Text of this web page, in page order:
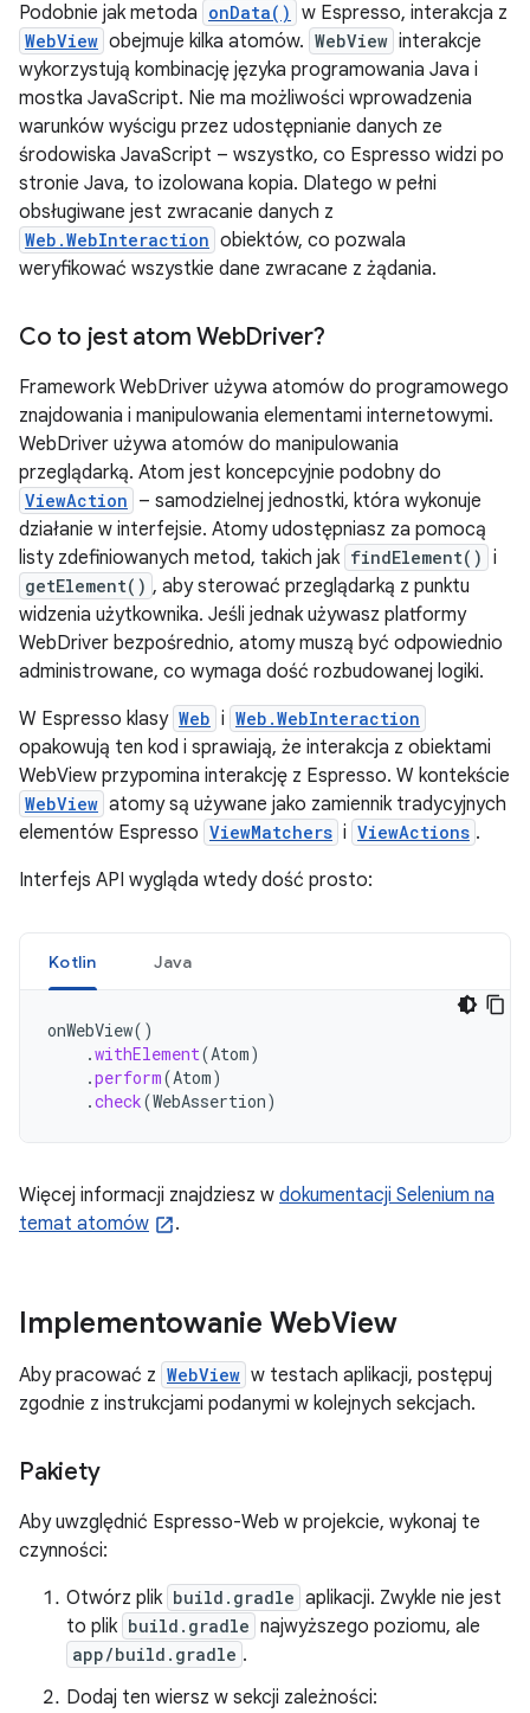
Podobnie jak metoda onData() w Espresso, interakcja z
WebView obejmuje kilka atomów. WebView interakcje
wykorzystują kombinację języka programowania Java i
mostka JavaScript. Nie ma możliwości wprowadzenia
warunków wyścigu przez udostępnianie danych ze
środowiska JavaScript – wszystko, co Espresso widzi po
stronie Java, to izolowana kopia. Dlatego w pełni
obsługiwane jest zwracanie danych z
Web.WebInteraction obiektów, co pozwala
weryfikować wszystkie dane zwracane z żądania.
Co to jest atom WebDriver?
Framework WebDriver używa atomów do programowego
znajdowania i manipulowania elementami internetowymi.
WebDriver używa atomów do manipulowania
przeglądarką. Atom jest koncepcyjnie podobny do
ViewAction – samodzielnej jednostki, która wykonuje
działanie w interfejsie. Atomy udostępniasz za pomocą
listy zdefiniowanych metod, takich jak findElement() i
getElement() , aby sterować przeglądarką z punktu
widzenia użytkownika. Jeśli jednak używasz platformy
WebDriver bezpośrednio, atomy muszą być odpowiednio
administrowane, co wymaga dość rozbudowanej logiki.
W Espresso klasy Web i Web.WebInteraction
opakowują ten kod i sprawiają, że interakcja z obiektami
WebView przypomina interakcję z Espresso. W kontekście
WebView atomy są używane jako zamiennik tradycyjnych
elementów Espresso ViewMatchers i ViewActions .
Interfejs API wygląda wtedy dość prosto:
Kotlin Java
onWebView()
.withElement(Atom)
.perform(Atom)
.check(WebAssertion)
Więcej informacji znajdziesz w dokumentacji Selenium na
temat atomów
.
Implementowanie WebView
Aby pracować z WebView w testach aplikacji, postępuj
zgodnie z instrukcjami podanymi w kolejnych sekcjach.
Pakiety
Aby uwzględnić Espresso-Web w projekcie, wykonaj te
czynności:
Otwórz plik build.gradle aplikacji. Zwykle nie jest
to plik build.gradle najwyższego poziomu, ale
app/build.gradle .
Dodaj ten wiersz w sekcji zależności: